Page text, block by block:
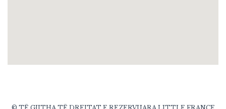
© TË GJITHA TË DREJTAT E REZERVUARA LITTLE FRANCE